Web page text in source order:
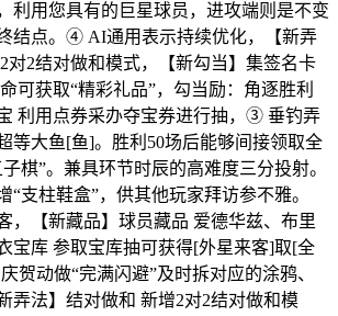
利用您具有的巨星球员，进攻端则是不变
结点。④ AI通用表示持续优化，【新弄
对2结对做和模式，【新勾当】集签名卡
可获取“精彩礼品”，勾当励：角逐胜利
利用点券采办夺宝券进行抽，③ 垂钓弄
等大鱼[鱼]。胜利50场后能够间接领取全
棋”。兼具环节时辰的高难度三分投射。
“支柱鞋盒”，供其他玩家拜访参不雅。
，【新藏品】球员藏品 爱德华兹、布里
宝库 参取宝库抽可获得[外星来客]取[全
贺动做“完满闪避”及时拆对应的涂鸦、
弄法】结对做和 新增2对2结对做和模